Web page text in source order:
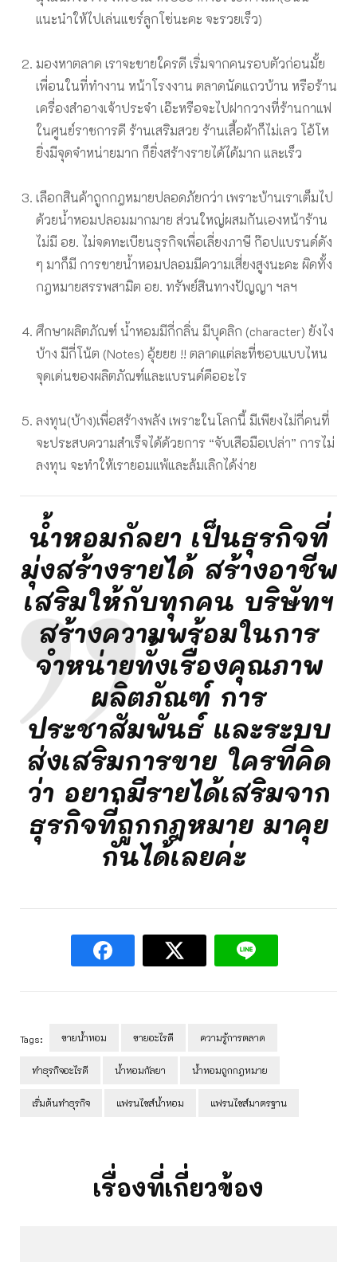
แนะนำให้ไปเล่นแชร์ลูกโซ่นะคะ จะรวยเร็ว)
มองหาตลาด เราจะขายใครดี เริ่มจากคนรอบตัวก่อนมั้ย
เพื่อนในที่ทำงาน หน้าโรงงาน ตลาดนัดแถวบ้าน หรือร้าน
เครื่องสำอางเจ้าประจำ เอ๊ะหรือจะไปฝากวางที่ร้านกาแฟ
ในศูนย์ราชการดี ร้านเสริมสวย ร้านเสื้อผ้าก็ไม่เลว โอ้โห
ยิ่งมีจุดจำหน่ายมาก ก็ยิ่งสร้างรายได้ได้มาก และเร็ว
เลือกสินค้าถูกกฎหมายปลอดภัยกว่า เพราะบ้านเราเต็มไป
ด้วยน้ำหอมปลอมมากมาย ส่วนใหญ่ผสมกันเองหน้าร้าน
ไม่มี อย. ไม่จดทะเบียนธุรกิจเพื่อเลี่ยงภาษี ก๊อปแบรนด์ดัง
ๆ มาก็มี การขายน้ำหอมปลอมมีความเสี่ยงสูงนะคะ ผิดทั้ง
กฎหมายสรรพสามิต อย. ทรัพย์สินทางปัญญา ฯลฯ
ศึกษาผลิตภัณฑ์ น้ำหอมมีกี่กลิ่น มีบุคลิก (character) ยังไง
บ้าง มีกี่โน้ต (Notes) อุ้ยยย !! ตลาดแต่ละที่ชอบแบบไหน
จุดเด่นของผลิตภัณฑ์และแบรนด์คืออะไร
ลงทุน(บ้าง)เพื่อสร้างพลัง เพราะในโลกนี้ มีเพียงไม่กี่คนที่
จะประสบความสำเร็จได้ด้วยการ “จับเสือมือเปล่า” การไม่
ลงทุน จะทำให้เรายอมแพ้และล้มเลิกได้ง่าย
น้ำหอมกัลยา เป็นธุรกิจที่
มุ่งสร้างรายได้ สร้างอาชีพ
เสริมให้กับทุกคน บริษัทฯ
สร้างความพร้อมในการ
จำหน่ายทั้งเรื่องคุณภาพ
ผลิตภัณฑ์ การ
ประชาสัมพันธ์ และระบบ
ส่งเสริมการขาย ใครที่คิด
ว่า อยากมีรายได้เสริมจาก
ธุรกิจที่ถูกกฎหมาย มาคุย
กันได้เลยค่ะ
Tags: ขายน้ำหอม ขายอะไรดี ความรู้การตลาด
ทำธุรกิจอะไรดี น้ำหอมกัลยา น้ำหอมถูกกฎหมาย
เริ่มต้นทำธุรกิจ แฟรนไชส์น้ำหอม แฟรนไชส์มาตรฐาน
เรื่องที่เกี่ยวข้อง